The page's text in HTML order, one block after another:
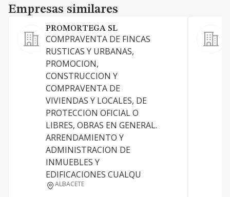
Empresas similares
Empresas similares
PROMORTEGA SL
COMPRAVENTA DE FINCAS
RUSTICAS Y URBANAS,
PROMOCION,
CONSTRUCCION Y
COMPRAVENTA DE
VIVIENDAS Y LOCALES, DE
PROTECCION OFICIAL O
LIBRES, OBRAS EN GENERAL.
ARRENDAMIENTO Y
ADMINISTRACION DE
INMUEBLES Y
EDIFICACIONES CUALQU
ALBACETE